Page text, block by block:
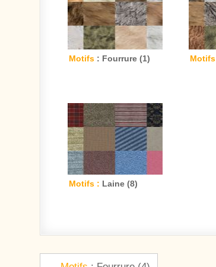
Motifs : Fourrure (1) Motifs
Motifs : Laine (8)
Navigation de l’article